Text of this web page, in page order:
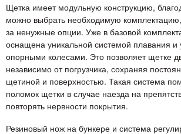
Щетка имеет модульную конструкцию,
можно выбрать необходимую
за ненужные опции. Уже в базовой
оснащена уникальной системой плавания
опорными колесами. Это позволяет щетке
независимо от погрузчика, сохраняя
щетиной и поверхностью. Такая система
поломок щетки в случае наезда на
повторять нервности покрытия.
Резиновый нож на бункере и система